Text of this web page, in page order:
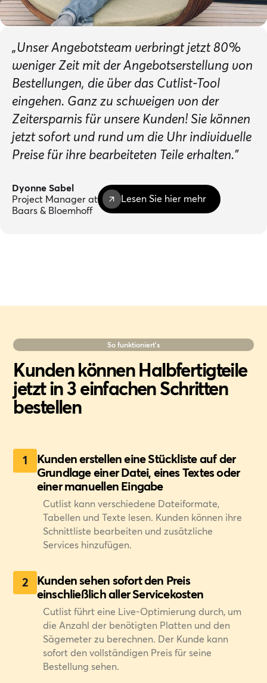
„Unser Angebotsteam verbringt jetzt 80%
weniger Zeit mit der Angebotserstellung von
Bestellungen, die über das Cutlist-Tool
eingehen. Ganz zu schweigen von der
Zeitersparnis für unsere Kunden! Sie können
jetzt sofort und rund um die Uhr individuelle
Preise für ihre bearbeiteten Teile erhalten."
Dyonne Sabel
Project Manager at
Baars & Bloemhoff
Lesen Sie hier mehr
So funktioniert's
Kunden können Halbfertigteile
jetzt in 3 einfachen Schritten
bestellen
1
Kunden erstellen eine Stückliste auf der
Grundlage einer Datei, eines Textes oder
einer manuellen Eingabe
Cutlist kann verschiedene Dateiformate,
Tabellen und Texte lesen. Kunden können ihre
Schnittliste bearbeiten und zusätzliche
Services hinzufügen.
2
Kunden sehen sofort den Preis
einschließlich aller Servicekosten
Cutlist führt eine Live-Optimierung durch, um
die Anzahl der benötigten Platten und den
Sägemeter zu berechnen. Der Kunde kann
sofort den vollständigen Preis für seine
Bestellung sehen.